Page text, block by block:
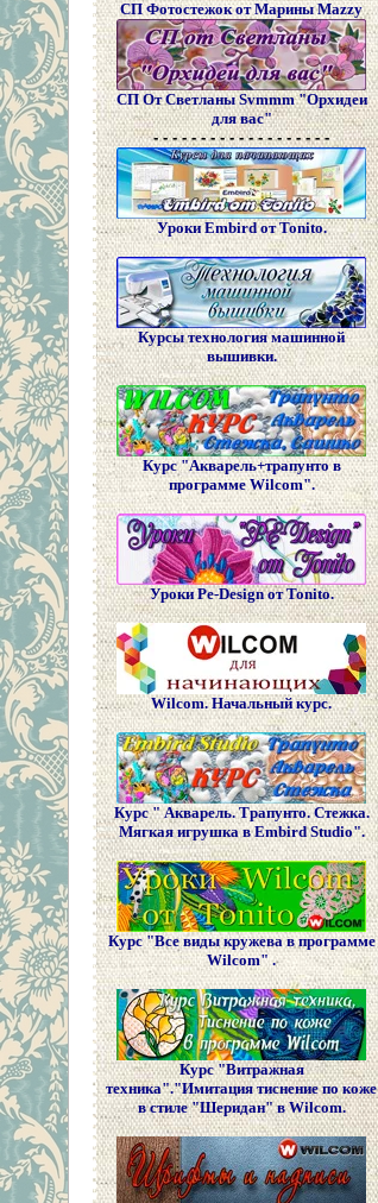
СП Фотостежок от Марины Mazzy
СП От Светланы Svmmm "Орхидеи
для вас"
- - - - - - - - - - - - - - - - - - -
Уроки Embird от Tonito.
Курсы технология машинной
вышивки.
Курс "Акварель+трапунто в
программе Wilcom".
Уроки Pe-Design от Tonito.
Wilcom. Начальный курс.
Курс " Акварель. Трапунто. Стежка.
Мягкая игрушка в Embird Studio".
Курс "Все виды кружева в программе
Wilcom" .
Курс "Витражная
техника"."Имитация тиснение по коже
в стиле "Шеридан" в Wilcom.